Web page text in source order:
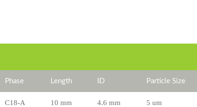
Phase Length ID Particle Size
C18-A 10 mm 4.6 mm 5 um